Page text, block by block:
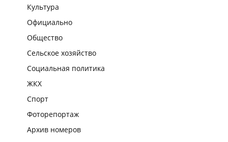
Культура
Официально
Общество
Сельское хозяйство
Социальная политика
ЖКХ
Спорт
Фоторепортаж
Архив номеров